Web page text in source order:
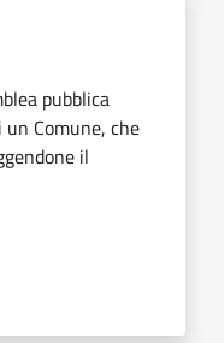
pubblica
Comune, che
il